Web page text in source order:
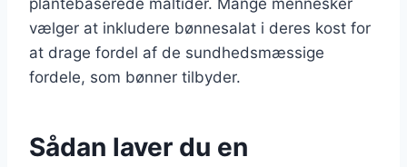
vælger at inkludere bønnesalat i deres kost for
at drage fordel af de sundhedsmæssige
fordele, som bønner tilbyder.
Sådan laver du en